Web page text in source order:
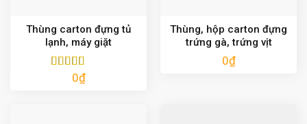
Thùng carton đựng tủ
lạnh, máy giặt
Được xếp
0₫
Thùng, hộp carton đựng
trứng gà, trứng vịt
0₫